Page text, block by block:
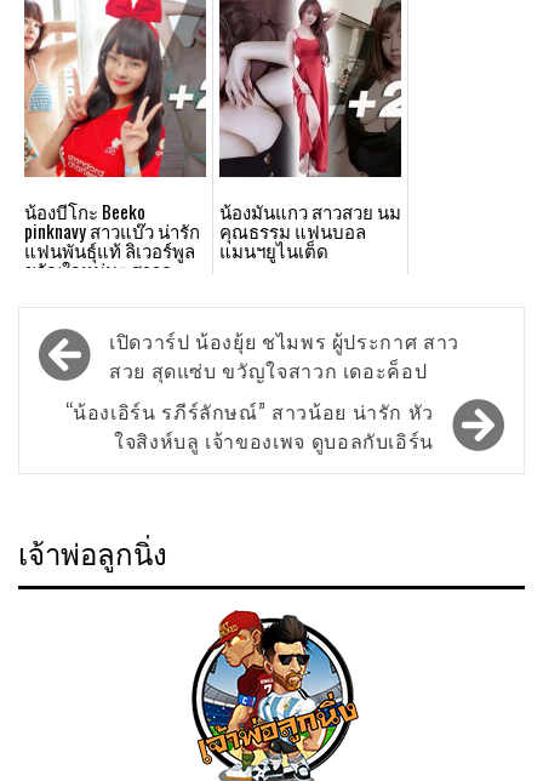
น้องบีโกะ Beeko
pinknavy สาวแบ๊ว น่ารัก
แฟนพันธุ์แท้ ลิเวอร์พูล
ขวัญใจหนุ่มๆ สาวก
น้องมันแกว สาวสวย นม
คุณธรรม แฟนบอล
แมนฯยูไนเต็ด
Post
navigation
เปิดวาร์ป น้องยุ้ย ชไมพร ผู้ประกาศ สาว
สวย สุดแซ่บ ขวัญใจสาวก เดอะค็อป
“น้องเอิร์น รภีร์ลักษณ์” สาวน้อย น่ารัก หัว
ใจสิงห์บลู เจ้าของเพจ ดูบอลกับเอิร์น
เจ้าพ่อลูกนิ่ง